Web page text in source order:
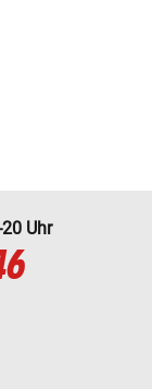
Uhr